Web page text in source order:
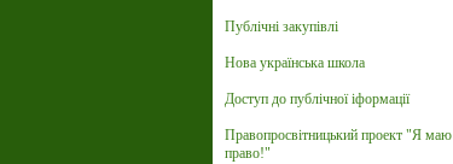
Публічні закупівлі
Нова українська школа
Доступ до публічної іформації
Правопросвітницький проект "Я маю
право!"